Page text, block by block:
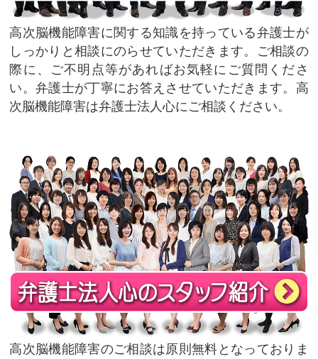
高次脳機能障害に関する知識を持っている弁護士が
しっかりと相談にのらせていただきます。ご相談の
際に、ご不明点等があればお気軽にご質問くださ
い。弁護士が丁寧にお答えさせていただきます。高
次脳機能障害は弁護士法人心にご相談ください。
高次脳機能障害のご相談は原則無料となっておりま